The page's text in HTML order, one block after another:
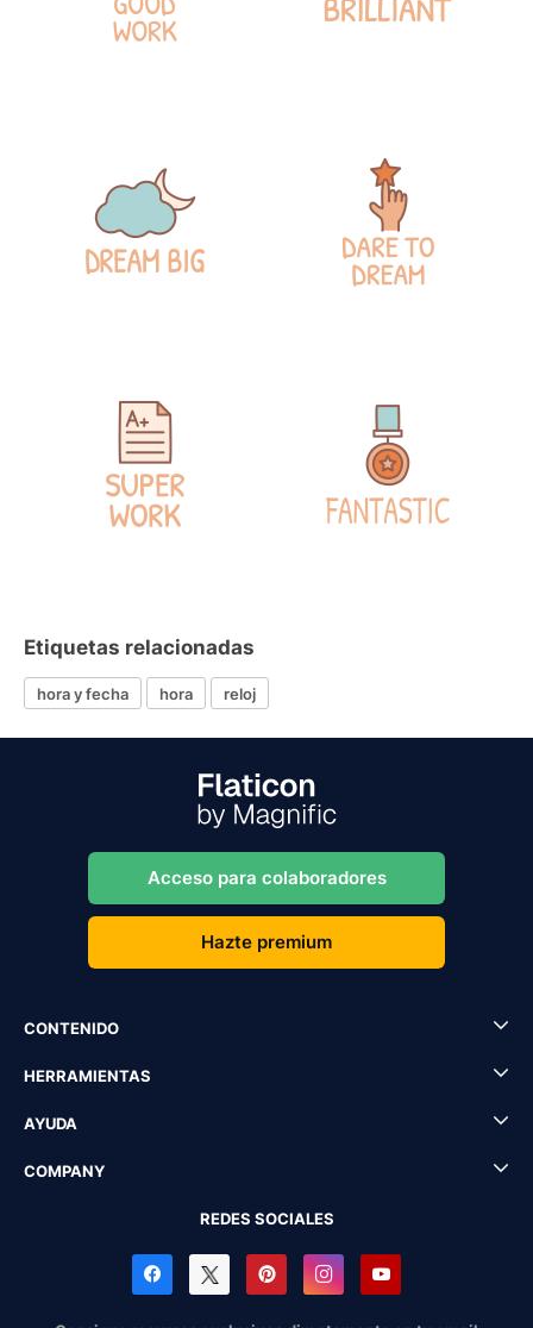
Etiquetas relacionadas
hora y fecha hora reloj
Acceso para colaboradores
Hazte premium
CONTENIDO
HERRAMIENTAS
AYUDA
COMPANY
REDES SOCIALES